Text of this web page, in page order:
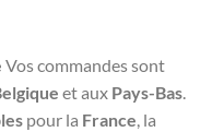
Vos commandes sont
et aux Pays-Bas.
pour la France, la